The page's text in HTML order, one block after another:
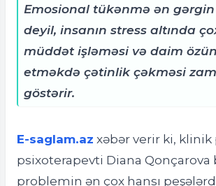
Emosional tükənmə ən
deyil, insanın stress altında
müddət işləməsi və daim
etməkdə çətinlik çəkməsi
göstərir.
E-saglam.az xəbər verir ki, klinik
psixoterapevti Diana Qonçarova
problemin ən çox hansı